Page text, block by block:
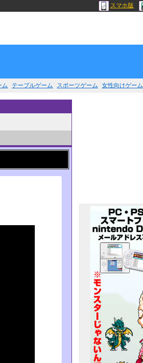
スマホ版
ム テーブルゲーム スポーツゲーム 女性向けゲーム